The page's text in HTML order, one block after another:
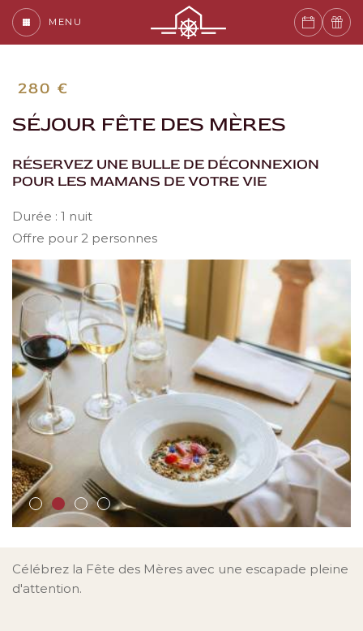
MENU
280 €
SÉJOUR FÊTE DES MÈRES
RÉSERVEZ UNE BULLE DE DÉCONNEXION
POUR LES MAMANS DE VOTRE VIE
Durée : 1 nuit
Offre pour 2 personnes
Célébrez la Fête des Mères avec une escapade pleine
d'attention.